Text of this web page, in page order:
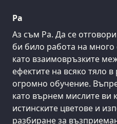
Ра
Аз съм Ра. Да се
би било работа на много
като взаимовръзките
ефектите на всяко тяло
огромно обучение.
като върнем мислите ви
истинските цветове и
разбиране за